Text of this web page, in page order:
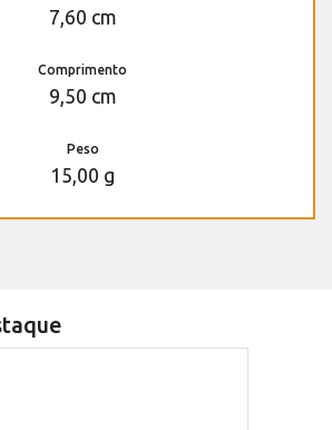
7,60 cm
Comprimento
9,50 cm
Peso
15,00 g